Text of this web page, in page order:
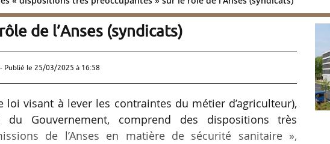
: des « dispositions très
de l’Anses (syndicats)
Publié le 25/03/2025 à 16:58
loi visant à lever les contraintes du métier d’agriculteur),
Gouvernement, comprend des dispositions très
de l’Anses en matière de sécurité sanitaire »,